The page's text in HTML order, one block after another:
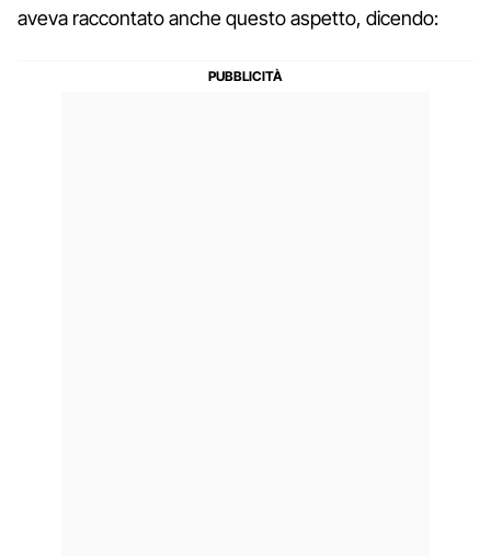
aveva raccontato anche questo aspetto, dicendo: